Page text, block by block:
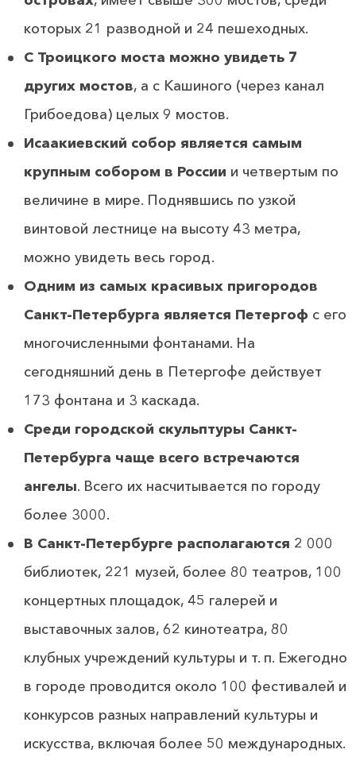
которых 21 разводной и 24 пешеходных.
С Троицкого моста можно увидеть 7
других мостов, а с Кашиного (через канал
Грибоедова) целых 9 мостов.
Исаакиевский собор является самым
крупным собором в России и четвертым по
величине в мире. Поднявшись по узкой
винтовой лестнице на высоту 43 метра,
можно увидеть весь город.
Одним из самых красивых пригородов
Санкт-Петербурга является Петергоф с его
многочисленными фонтанами. На
сегодняшний день в Петергофе действует
173 фонтана и 3 каскада.
Среди городской скульптуры Санкт-
Петербурга чаще всего встречаются
ангелы. Всего их насчитывается по городу
более 3000.
В Санкт-Петербурге располагаются 2 000
библиотек, 221 музей, более 80 театров, 100
концертных площадок, 45 галерей и
выставочных залов, 62 кинотеатра, 80
клубных учреждений культуры и т. п. Ежегодно
в городе проводится около 100 фестивалей и
конкурсов разных направлений культуры и
искусства, включая более 50 международных.